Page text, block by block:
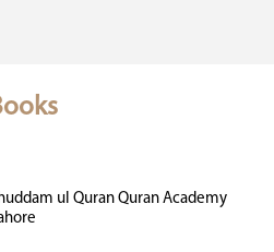
ul Quran Quran Academy